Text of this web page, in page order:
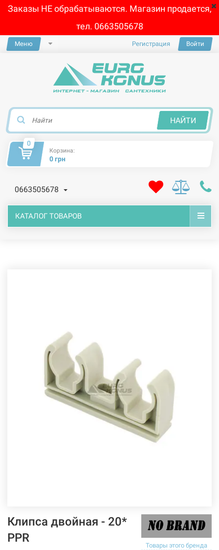
Заказы НЕ обрабатываются. Магазин продается,
тел. 0663505678
Меню Регистрация Войти
НАЙТИ
0
Корзина:
0 грн
0663505678
КАТАЛОГ ТОВАРОВ
Клипса двойная - 20*
PPR
Товары этого бренда